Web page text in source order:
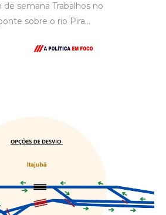
semana Trabalhos no
sobre o rio Pira…